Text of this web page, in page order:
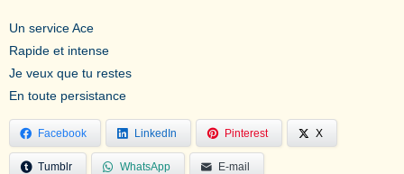
Un service Ace
Rapide et intense
Je veux que tu restes
En toute persistance
Facebook LinkedIn Pinterest X
Tumblr WhatsApp E-mail